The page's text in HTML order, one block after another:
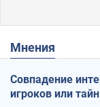
Мнения
Совпадение
игроков или